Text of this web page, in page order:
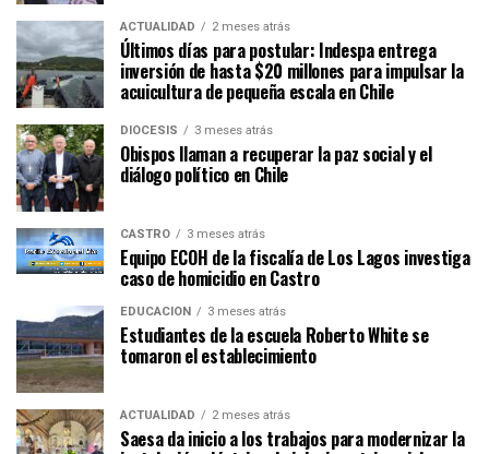
ACTUALIDAD 2 meses atrás
Últimos días para postular: Indespa entrega
inversión de hasta $20 millones para impulsar la
acuicultura de pequeña escala en Chile
DIÓCESIS 3 meses atrás
Obispos llaman a recuperar la paz social y el
diálogo político en Chile
CASTRO 3 meses atrás
Equipo ECOH de la fiscalía de Los Lagos investiga
caso de homicidio en Castro
EDUCACIÓN 3 meses atrás
Estudiantes de la escuela Roberto White se
tomaron el establecimiento
ACTUALIDAD 2 meses atrás
Saesa da inicio a los trabajos para modernizar la